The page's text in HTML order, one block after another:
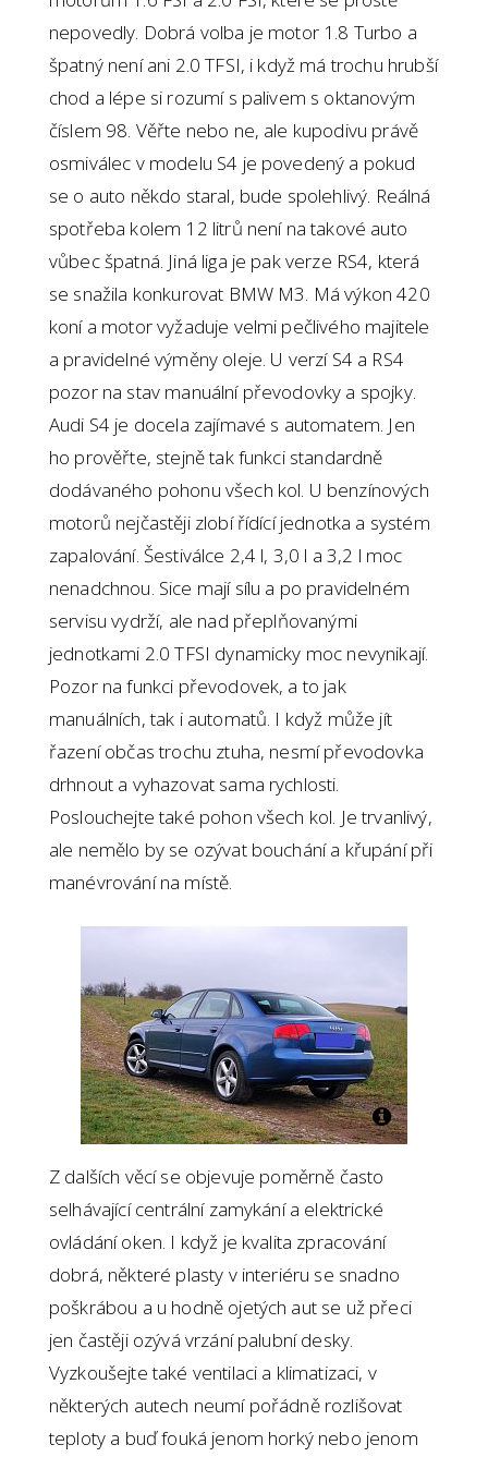
nepovedly. Dobrá volba je motor 1.8 Turbo a
špatný není ani 2.0 TFSI, i když má trochu hrubší
chod a lépe si rozumí s palivem s oktanovým
číslem 98. Věřte nebo ne, ale kupodivu právě
osmiválec v modelu S4 je povedený a pokud
se o auto někdo staral, bude spolehlivý. Reálná
spotřeba kolem 12 litrů není na takové auto
vůbec špatná. Jiná liga je pak verze RS4, která
se snažila konkurovat BMW M3. Má výkon 420
koní a motor vyžaduje velmi pečlivého majitele
a pravidelné výměny oleje. U verzí S4 a RS4
pozor na stav manuální převodovky a spojky.
Audi S4 je docela zajímavé s automatem. Jen
ho prověřte, stejně tak funkci standardně
dodávaného pohonu všech kol. U benzínových
motorů nejčastěji zlobí řídící jednotka a systém
zapalování. Šestiválce 2,4 l, 3,0 l a 3,2 l moc
nenadchnou. Sice mají sílu a po pravidelném
servisu vydrží, ale nad přeplňovanými
jednotkami 2.0 TFSI dynamicky moc nevynikají.
Pozor na funkci převodovek, a to jak
manuálních, tak i automatů. I když může jít
řazení občas trochu ztuha, nesmí převodovka
drhnout a vyhazovat sama rychlosti.
Poslouchejte také pohon všech kol. Je trvanlivý,
ale nemělo by se ozývat bouchání a křupání při
manévrování na místě.
Z dalších věcí se objevuje poměrně často
selhávající centrální zamykání a elektrické
ovládání oken. I když je kvalita zpracování
dobrá, některé plasty v interiéru se snadno
poškrábou a u hodně ojetých aut se už přeci
jen častěji ozývá vrzání palubní desky.
Vyzkoušejte také ventilaci a klimatizaci, v
některých autech neumí pořádně rozlišovat
teploty a buď fouká jenom horký nebo jenom